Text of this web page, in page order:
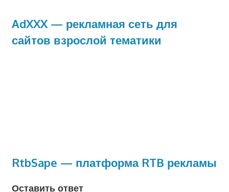
AdXXX — рекламная сеть для
сайтов взрослой тематики
RtbSape — платформа RTB рекламы
Оставить ответ